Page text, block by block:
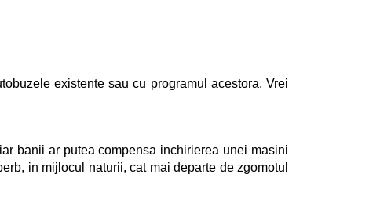
existente sau cu programul acestora. Vrei
banii ar putea compensa inchirierea unei masini
in mijlocul naturii, cat mai departe de zgomotul